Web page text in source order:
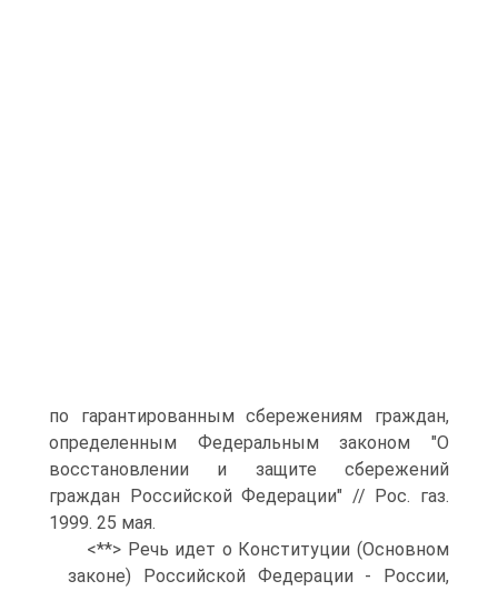
по гарантированным сбережениям граждан,
определенным Федеральным законом "О
восстановлении и защите сбережений
граждан Российской Федерации" // Рос. газ.
1999. 25 мая.
<**> Речь идет о Конституции (Основном
законе) Российской Федерации - России,